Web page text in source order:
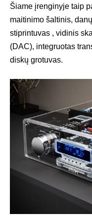
Šiame įrenginyje taip
maitinimo šaltinis,
stiprintuvas , vidinis
(DAC), integruotas
diskų grotuvas.